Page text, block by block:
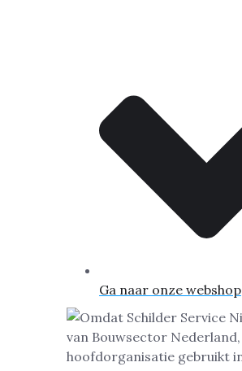
Ga naar onze webshop